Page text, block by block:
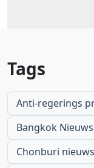
Tags
Anti-regerings
Bangkok Nieuws
Chonburi nieuws